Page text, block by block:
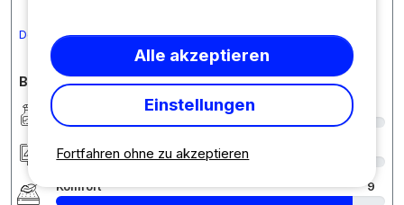
Den Kommentar in Deutsch übersetzen
Bewertungen des Campingplatzes im Detail
Unterkunft/Stellplatz
Komfort 9
Fortfahren ohne zu akzeptieren
Alle akzeptieren
Einstellungen